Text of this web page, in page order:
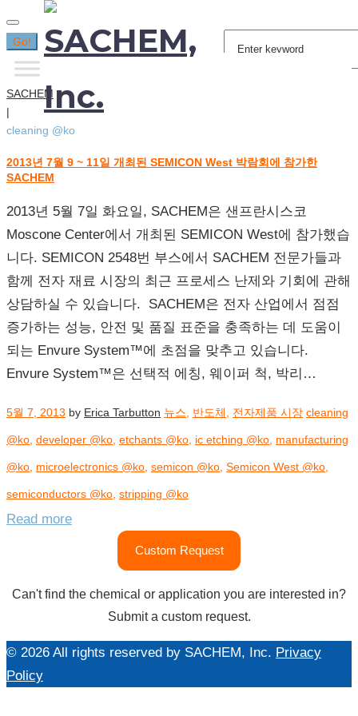
Search
for:
Go!
SACHEM
|
cleaning @ko
[태
그:]
cleaning
2013년 7월 9 ~ 11일 개최된 SEMICON West 박람회에 참가한
SACHEM
2013년 5월 7일 화요일, SACHEM은 샌프란시스코
Moscone Center에서 개최된 SEMICON West에 참가했습
니다. SEMICON 2548번 부스에서 SACHEM 전문가들과
함께 전자 재료 시장의 최근 프로세스 난제와 기회에 관해
상담하실 수 있습니다. SACHEM은 전자 산업에서 점점
증가하는 성능, 안전 및 품질 표준을 충족하는 데 도움이
되는 Envure System™에 초점을 맞추고 있습니다.
Envure System™은 선택적 에칭, 웨이퍼 척, 박리…
5월 7, 2013 by Erica Tarbutton 뉴스, 반도체, 전자제품 시장 cleaning
@ko, developer @ko, etchants @ko, ic etching @ko, manufacturing
@ko, microelectronics @ko, semicon @ko, Semicon West @ko,
semiconductors @ko, stripping @ko
Read more
Custom Request
Can't find the chemical or application you are interested in?
Submit a custom request.
© 2026 All rights reserved by SACHEM, Inc. Privacy
Policy